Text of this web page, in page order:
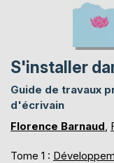
S'installer
Guide de travaux
d'écrivain
Florence Barnaud,
Tome 1 :